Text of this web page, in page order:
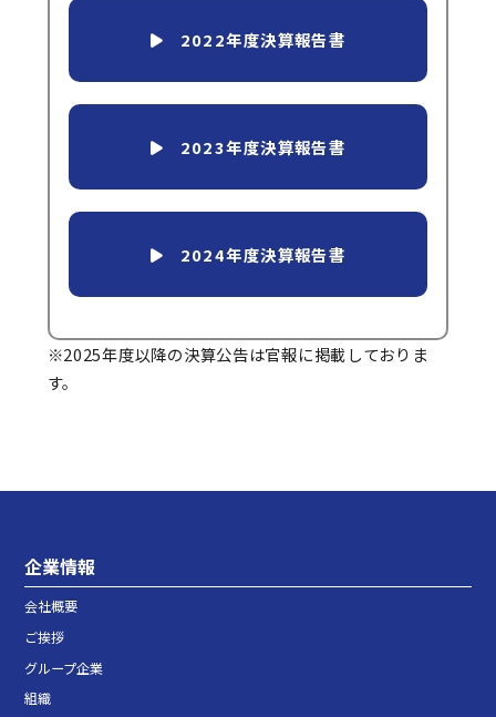
2022年度決算報告書
2023年度決算報告書
2024年度決算報告書
※2025年度以降の決算公告は官報に掲載しておりま
す。
企業情報
会社概要
ご挨拶
グループ企業
組織